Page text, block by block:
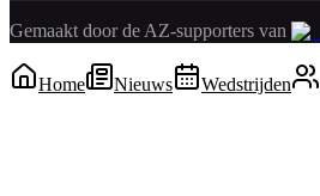
Gemaakt door de AZ-supporters van
Home Nieuws Wedstrijden